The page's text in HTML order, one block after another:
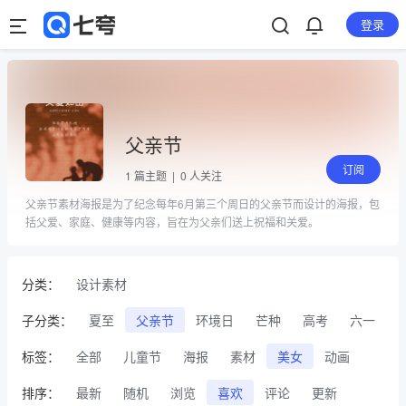
登录
父亲节
1 篇主题 | 0 人关注 订阅
父亲节素材海报是为了纪念每年6月第三个周日的父亲节而设计的海报，包
括父爱、家庭、健康等内容，旨在为父亲们送上祝福和关爱。
分类：
设计素材
子分类：
夏至 父亲节 环境日 芒种 高考
六一
标签：
全部 儿童节 海报 素材 美女
动画
排序：
最新 随机 浏览 喜欢 评论 更新